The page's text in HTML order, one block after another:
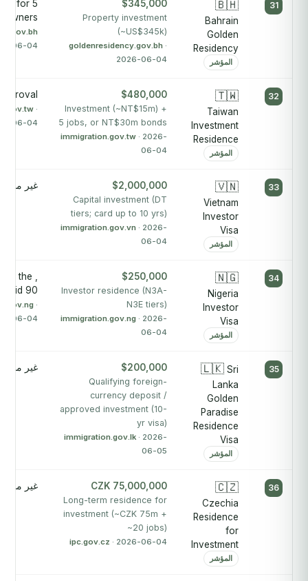
31
🇧🇭
Bahrain
Golden
Residency
المؤشر
$345,000
Property investment
(~US$345k)
goldenresidency.gov.bh ·
2026-06-04
for
owners
06-04
32
🇹🇼
Taiwan
Investment
Residence
المؤشر
$480,000
Investment (~NT$15m) +
5 jobs, or NT$30m bonds
immigration.gov.tw · 2026-
06-04
·
06-04
33
🇻🇳
Vietnam
Investor
Visa
المؤشر
$2,000,000
Capital investment (DT
tiers; card up to 10 yrs)
immigration.gov.vn · 2026-
06-04
غير
34
🇳🇬
Nigeria
Investor
Visa
المؤشر
$250,000
Investor residence (N3A-
N3E tiers)
immigration.gov.ng · 2026-
06-04
the
valid 90
·
06-04
35
🇱🇰 Sri
Lanka
Golden
Paradise
Residence
Visa
المؤشر
$200,000
Qualifying foreign-
currency deposit /
approved investment (10-
yr visa)
immigration.gov.lk · 2026-
06-05
غير
36
🇨🇿
Czechia
Residence
for
Investment
المؤشر
CZK 75,000,000
Long-term residence for
investment (~CZK 75m +
~20 jobs)
ipc.gov.cz · 2026-06-04
غير